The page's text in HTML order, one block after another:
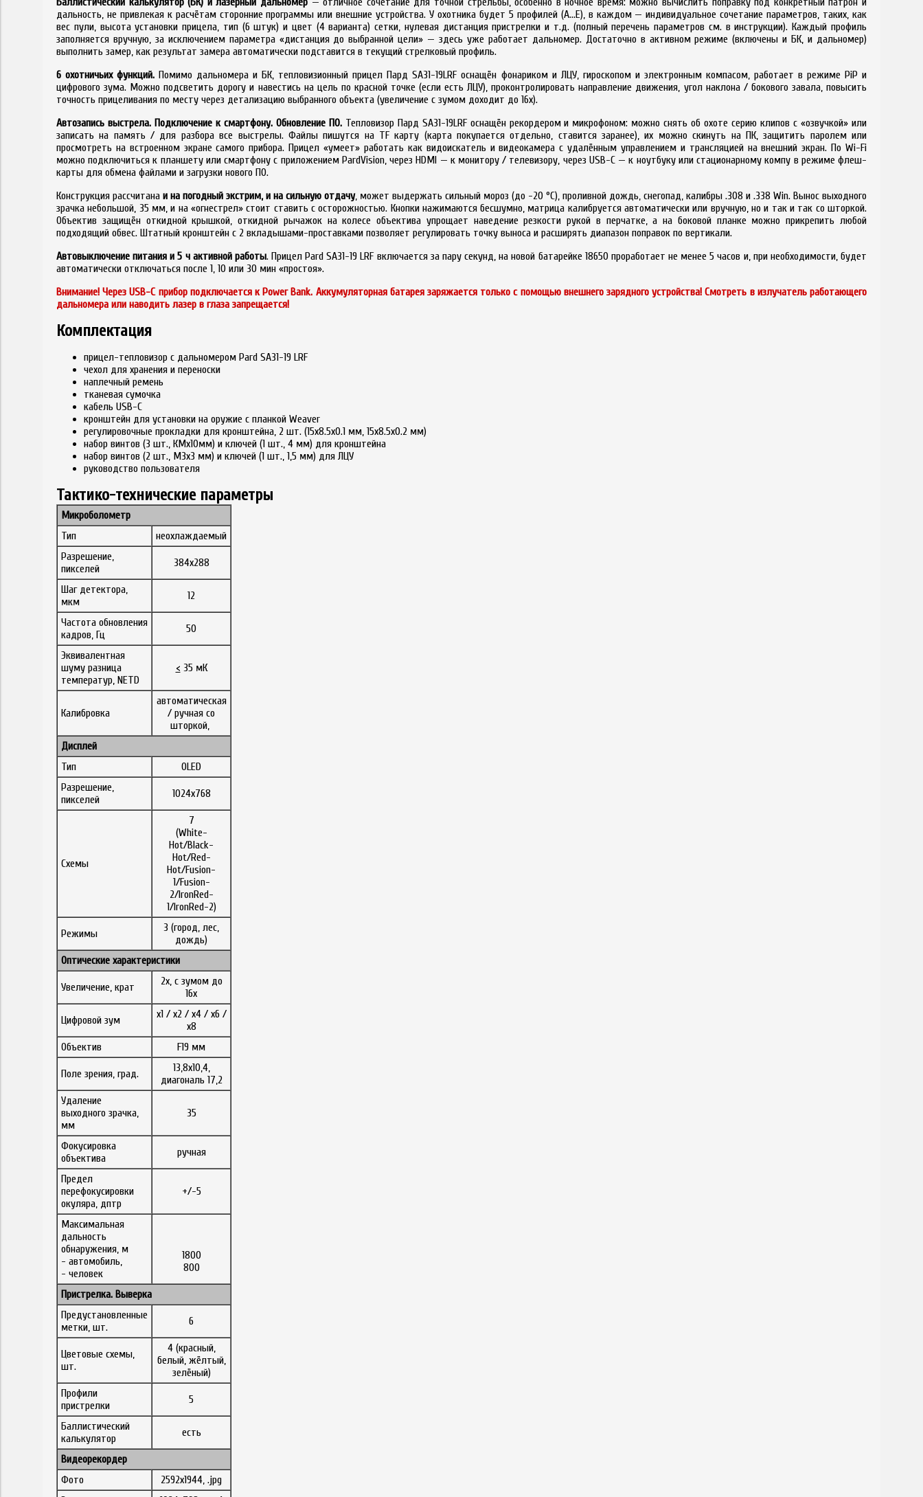
дальность, не привлекая к расчётам сторонние программы или внешние устройства. У охотника будет 5 профилей (A...E), в каждом — индивидуальное сочетание параметров, таких, как
вес пули, высота установки прицела, тип (6 штук) и цвет (4 варианта) сетки, нулевая дистанция пристрелки и т.д. (полный перечень параметров см. в инструкции). Каждый профиль
заполняется вручную, за исключением параметра «дистанция до выбранной цели» — здесь уже работает дальномер. Достаточно в активном режиме (включены и БК, и дальномер)
выполнить замер, как результат замера автоматически подставится в текущий стрелковый профиль.
6 охотничьих функций. Помимо дальномера и БК, тепловизионный прицел Пард SA31-19LRF оснащён фонариком и ЛЦУ, гироскопом и электронным компасом, работает в режиме PiP и
цифрового зума. Можно подсветить дорогу и навестись на цель по красной точке (если есть ЛЦУ), проконтролировать направление движения, угол наклона / бокового завала, повысить
точность прицеливания по месту через детализацию выбранного объекта (увеличение с зумом доходит до 16x).
Автозапись выстрела. Подключение к смартфону. Обновление ПО.Тепловизор Пард SA31-19LRF оснащён рекордером и микрофоном: можно снять об охоте серию клипов с «озвучкой» или
записать на память / для разбора все выстрелы. Файлы пишутся на TF карту (карта покупается отдельно, ставится заранее), их можно скинуть на ПК, защитить паролем или
просмотреть на встроенном экране самого прибора. Прицел «умеет» работать как видоискатель и видеокамера с удалённым управлением и трансляцией на внешний экран. По Wi-Fi
можно подключиться к планшету или смартфону с приложением PardVision, через HDMI — к монитору / телевизору, через USB-C — к ноутбуку или стационарному компу в режиме флеш-
карты для обмена файлами и загрузки нового ПО.
Конструкция рассчитана и на погодный экстрим, и на сильную отдачу, может выдержать сильный мороз (до -20 °C), проливной дождь, снегопад, калибры .308 и .338 Win. Вынос выходного
зрачка небольшой, 35 мм, и на «огнестрел» стоит ставить с осторожностью. Кнопки нажимаются бесшумно, матрица калибруется автоматически или вручную, но и так и так со шторкой.
Объектив защищён откидной крышкой, откидной рычажок на колесе объектива упрощает наведение резкости рукой в перчатке, а на боковой планке можно прикрепить любой
подходящий обвес. Штатный кронштейн с 2 вкладышами-проставками позволяет регулировать точку выноса и расширять диапазон поправок по вертикали.
Автовыключение питания и 5 ч активной работы. Прицел Pard SA31-19 LRF включается за пару секунд, на новой батарейке 18650 проработает не менее 5 часов и, при необходимости, будет
автоматически отключаться после 1, 10 или 30 мин «простоя».
Внимание! Через USB-C прибор подключается к Power Bank. Аккумуляторная батарея заряжается только с помощью внешнего зарядного устройства! Смотреть в излучатель работающего
дальномера или наводить лазер в глаза запрещается!
Комплектация
прицел-тепловизор с дальномером Pard SA31-19 LRF
чехол для хранения и переноски
наплечный ремень
тканевая сумочка
кабель USB-C
кронштейн для установки на оружие с планкой Weaver
регулировочные прокладки для кронштейна, 2 шт. (15x8.5x0.1 мм, 15x8.5x0.2 мм)
набор винтов (3 шт., КМx10мм) и ключей (1 шт., 4 мм) для кронштейна
набор винтов (2 шт., M3x3 мм) и ключей (1 шт., 1,5 мм) для ЛЦУ
руководство пользователя
Тактико-технические параметры
Микроболометр
Тип
неохлаждаемый
Разрешение,
пикселей
384x288
Шаг детектора,
мкм
12
Частота обновления
кадров, Гц
50
Эквивалентная
шуму разница
температур, NETD
< 35 мК
Калибровка
автоматическая
/ ручная со
шторкой,
Дисплей
Тип
OLED
Разрешение,
пикселей
1024x768
Схемы
7
(White-
Hot/Black-
Hot/Red-
Hot/Fusion-
1/Fusion-
2/IronRed-
1/IronRed-2)
Режимы
3 (город, лес,
дождь)
Оптические характеристики
Увеличение, крат
2x, с зумом до
16x
Цифровой зум
x1 / x2 / x4 / x6 /
x8
Объектив
F19 мм
Поле зрения, град.
13,8x10,4,
диагональ 17,2
Удаление
выходного зрачка,
мм
35
Фокусировка
объектива
ручная
Предел
перефокусировки
окуляра, дптр
+/-5
Максимальная
дальность
обнаружения, м
- автомобиль,
- человек
1800
800
Пристрелка. Выверка
Предустановленные
метки, шт.
6
Цветовые схемы,
шт.
4 (красный,
белый, жёлтый,
зелёный)
Профили
пристрелки
5
Баллистический
калькулятор
есть
Видеорекордер
Фото
2592x1944, .jpg